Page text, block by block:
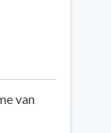
van